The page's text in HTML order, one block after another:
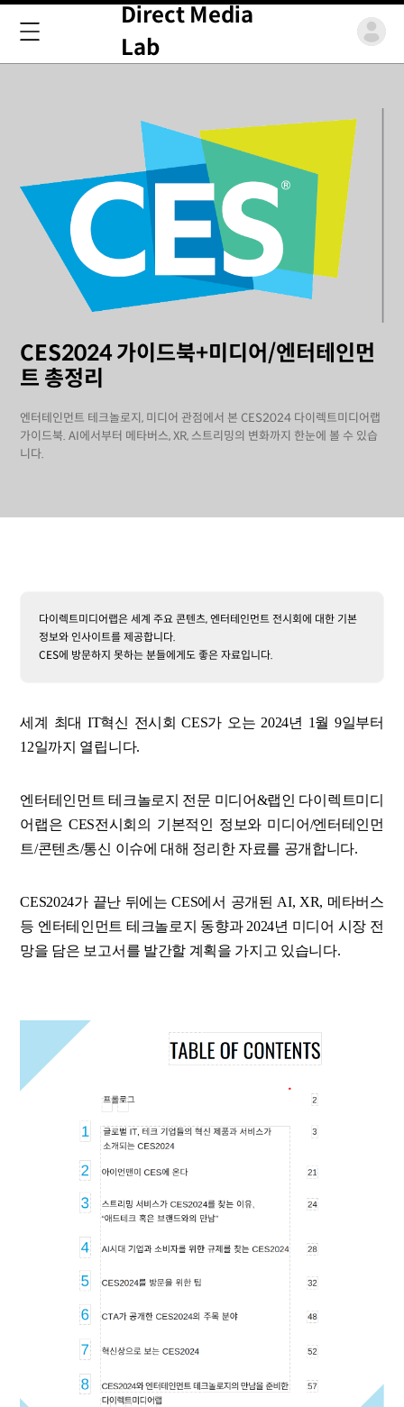
Direct Media
Lab
CES2024 가이드북+미디어/엔터테인먼
트 총정리
엔터테인먼트 테크놀로지, 미디어 관점에서 본 CES2024 다이렉트미디어랩
가이드북. AI에서부터 메타버스, XR, 스트리밍의 변화까지 한눈에 볼 수 있습
니다.
다이렉트미디어랩은 세계 주요 콘텐츠, 엔터테인먼트 전시회에 대한 기본
정보와 인사이트를 제공합니다.
CES에 방문하지 못하는 분들에게도 좋은 자료입니다.
세계 최대 IT혁신 전시회 CES가 오는 2024년 1월 9일부터
12일까지 열립니다.
엔터테인먼트 테크놀로지 전문 미디어&랩인 다이렉트미디
어랩은 CES전시회의 기본적인 정보와 미디어/엔터테인먼
트/콘텐츠/통신 이슈에 대해 정리한 자료를 공개합니다.
CES2024가 끝난 뒤에는 CES에서 공개된 AI, XR, 메타버스
등 엔터테인먼트 테크놀로지 동향과 2024년 미디어 시장 전
망을 담은 보고서를 발간할 계획을 가지고 있습니다.